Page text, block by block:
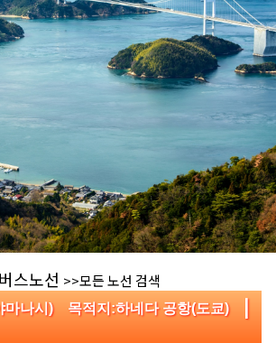
스노선 >>모든 노선 검색
마나시) 목적지:하네다 공항(도쿄) |